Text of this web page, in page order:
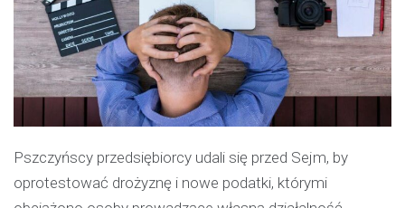
Pszczyńscy przedsiębiorcy udali się przed Sejm, by
oprotestować drożyznę i nowe podatki, którymi